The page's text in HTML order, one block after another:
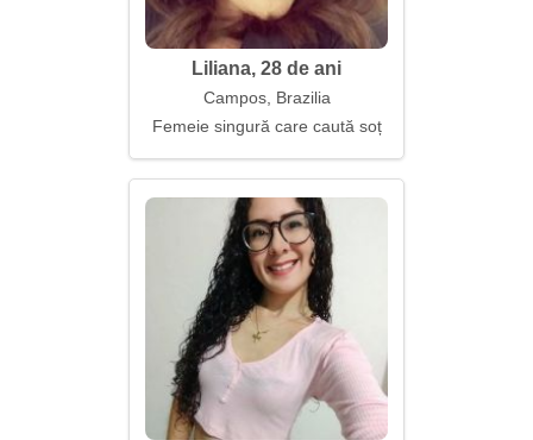
Liliana, 28 de ani
Campos, Brazilia
Femeie singură care caută soț